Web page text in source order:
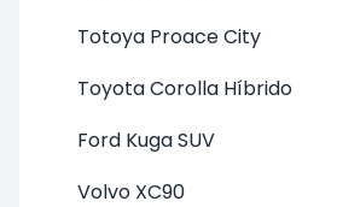
Totoya Proace City
Toyota Corolla Híbrido
Ford Kuga SUV
Volvo XC90